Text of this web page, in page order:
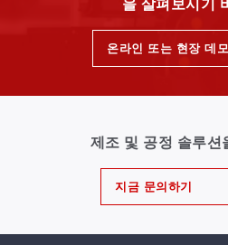
을 살펴보시기
온라인 또는 현장 데
제조 및 공정 솔루션
지금 문의하기